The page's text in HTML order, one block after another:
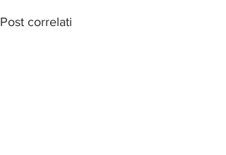
Post correlati